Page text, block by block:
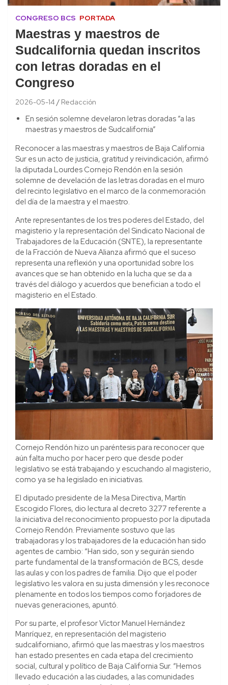
CONGRESO BCS PORTADA
Maestras y maestros de
Sudcalifornia quedan inscritos
con letras doradas en el
Congreso
2026-05-14 Redacción
En sesión solemne develaron letras doradas “a las
maestras y maestros de Sudcalifornia”
Reconocer a las maestras y maestros de Baja California
Sur es un acto de justicia, gratitud y reivindicación, afirmó
la diputada Lourdes Cornejo Rendón en la sesión
solemne de develación de las letras doradas en el muro
del recinto legislativo en el marco de la conmemoración
del día de la maestra y el maestro.
Ante representantes de los tres poderes del Estado, del
magisterio y la representación del Sindicato Nacional de
Trabajadores de la Educación (SNTE), la representante
de la Fracción de Nueva Alianza afirmó que el suceso
representa una reflexión y una oportunidad sobre los
avances que se han obtenido en la lucha que se da a
través del diálogo y acuerdos que benefician a todo el
magisterio en el Estado.
Cornejo Rendón hizo un paréntesis para reconocer que
aún falta mucho por hacer pero que desde poder
legislativo se está trabajando y escuchando al magisterio,
como ya se ha legislado en iniciativas.
El diputado presidente de la Mesa Directiva, Martín
Escogido Flores, dio lectura al decreto 3277 referente a
la iniciativa del reconocimiento propuesto por la diputada
Cornejo Rendón. Previamente sostuvo que las
trabajadoras y los trabajadores de la educación han sido
agentes de cambio: “Han sido, son y seguirán siendo
parte fundamental de la transformación de BCS, desde
las aulas y con los padres de familia. Dijo que el poder
legislativo les valora en su justa dimensión y les reconoce
plenamente en todos los tiempos como forjadores de
nuevas generaciones, apuntó.
Por su parte, el profesor Víctor Manuel Hernández
Manríquez, en representación del magisterio
sudcaliforniano, afirmó que las maestras y los maestros
han estado presentes en cada etapa del crecimiento
social, cultural y político de Baja California Sur. “Hemos
llevado educación a las ciudades, a las comunidades